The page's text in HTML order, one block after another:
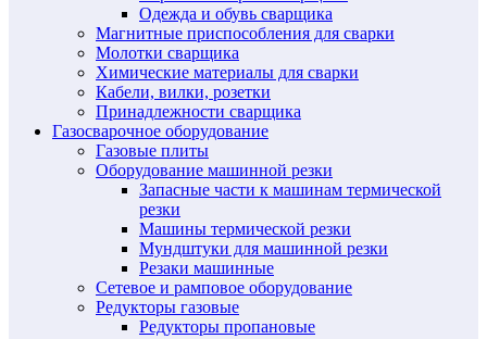
Одежда и обувь сварщика
Магнитные приспособления для сварки
Молотки сварщика
Химические материалы для сварки
Кабели, вилки, розетки
Принадлежности сварщика
Газосварочное оборудование
Газовые плиты
Оборудование машинной резки
Запасные части к машинам термической
резки
Машины термической резки
Мундштуки для машинной резки
Резаки машинные
Сетевое и рамповое оборудование
Редукторы газовые
Редукторы пропановые